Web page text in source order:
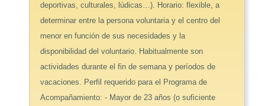
deportivas, culturales, lúdicas…). Horario: flexible, a
determinar entre la persona voluntaria y el centro del
menor en función de sus necesidades y la
disponibilidad del voluntario. Habitualmente son
actividades durante el fin de semana y períodos de
vacaciones. Perfil requerido para el Programa de
Acompañamiento: - Mayor de 23 años (o suficiente